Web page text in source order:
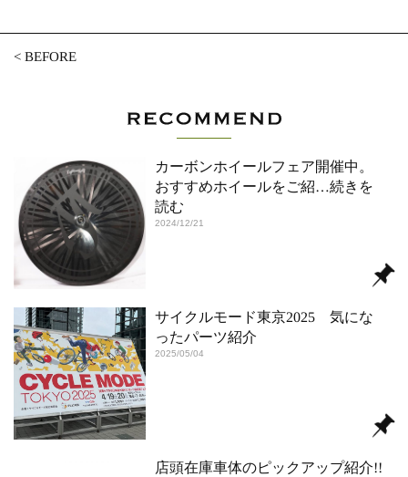
<BEFORE
カーボンホイールフェア開催中。
おすすめホイールをご紹…続きを
読む
2024/12/21
サイクルモード東京2025 気にな
ったパーツ紹介
2025/05/04
店頭在庫車体のピックアップ紹介!!